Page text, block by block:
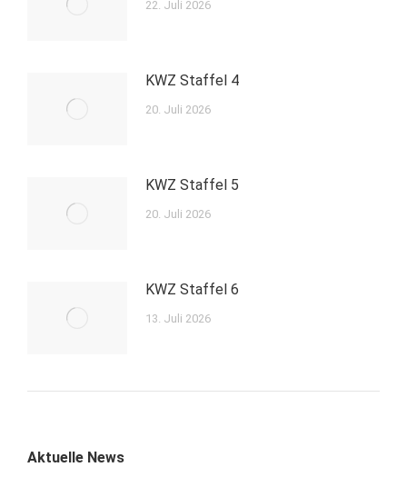
22. Juli 2026
KWZ Staffel 4
20. Juli 2026
KWZ Staffel 5
20. Juli 2026
KWZ Staffel 6
13. Juli 2026
Aktuelle News